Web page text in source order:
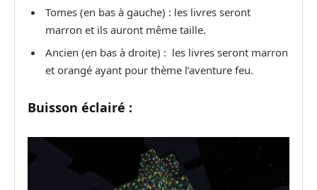
Tomes (en bas à gauche) : les livres seront
marron et ils auront même taille.
Ancien (en bas à droite) : les livres seront marron
et orangé ayant pour thème l’aventure feu.
Buisson éclairé :